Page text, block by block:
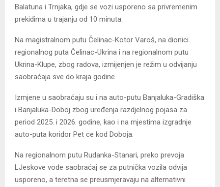
Balatuna i Trnjaka, gdje se vozi usporeno sa privremenim
prekidima u trajanju od 10 minuta.
Na magistralnom putu Čelinac-Kotor Varoš, na dionici
regionalnog puta Čelinac-Ukrina i na regionalnom putu
Ukrina-Klupe, zbog radova, izmijenjen je režim u odvijanju
saobraćaja sve do kraja godine.
Izmjene u saobraćaju su i na auto-putu Banjaluka-Gradiška
i Banjaluka-Doboj zbog uređenja razdjelnog pojasa za
period 2025. i 2026. godine, kao i na mjestima izgradnje
auto-puta koridor Pet ce kod Doboja.
Na regionalnom putu Rudanka-Stanari, preko prevoja
LJeskove vode saobraćaj se za putnička vozila odvija
usporeno, a teretna se preusmjeravaju na alternativni